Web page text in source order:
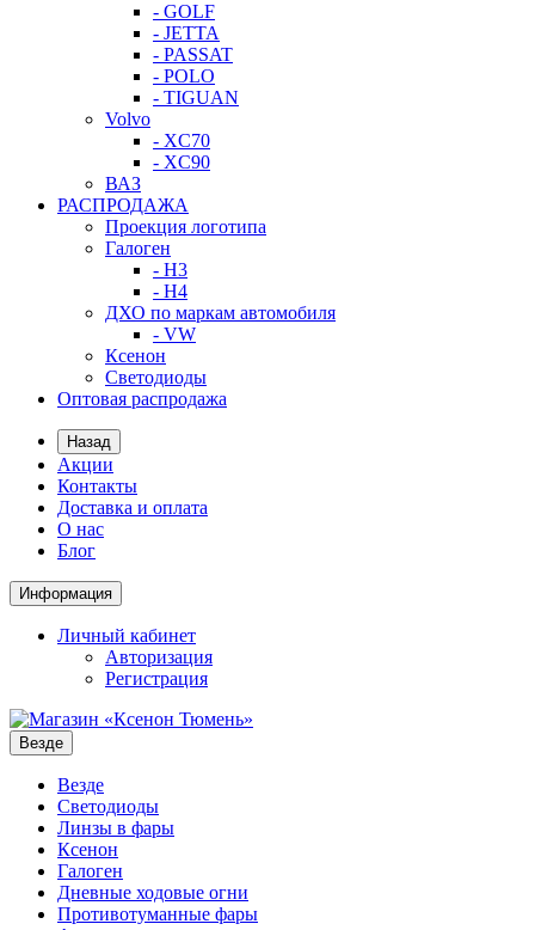
- GOLF
- JETTA
- PASSAT
- POLO
- TIGUAN
Volvo
- XC70
- XC90
ВАЗ
РАСПРОДАЖА
Проекция логотипа
Галоген
- H3
- H4
ДХО по маркам автомобиля
- VW
Ксенон
Светодиоды
Оптовая распродажа
Назад
Акции
Контакты
Доставка и оплата
О нас
Блог
Информация
Личный кабинет
Авторизация
Регистрация
Везде
Везде
Светодиоды
Линзы в фары
Ксенон
Галоген
Дневные ходовые огни
Противотуманные фары